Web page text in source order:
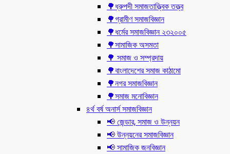
🌳ধ্রুপদী সমাজতাত্ত্বিক তত্ত্ব
🌳গ্রামীণ সমাজবিজ্ঞান
🌳ধর্মের সমাজবিজ্ঞান ২৩২০০৫
🌳সামাজিক অসমতা
🌳 সমাজ ও সম্প্রদায়
🌳বাংলাদেশের সমাজ কাঠামো
🌳নগর সমাজবিজ্ঞান
🌳সমাজ মনোবিজ্ঞান
৪র্থ বর্ষ অনার্স সমাজবিজ্ঞান
📢 জেন্ডার, সমাজ ও উন্নয়ন
📢 উন্নয়নের সমাজবিজ্ঞান
📢 সামাজিক জনবিজ্ঞান